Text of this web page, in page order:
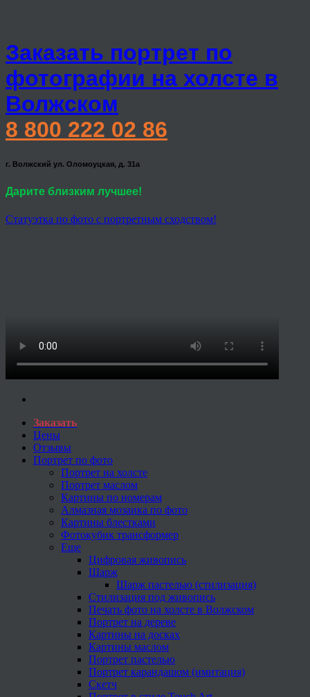
Заказать портрет по
фотографии на холсте в
Волжском
8 800 222 02 86
г. Волжский ул. Оломоуцкая, д. 31а
Дарите близким лучшее!
Статуэтка по фото с портретным сходством!
Заказать
Цены
Отзывы
Портрет по фото
Портрет на холсте
Портрет маслом
Картины по номерам
Алмазная мозаика по фото
Картины блестками
Фотокубик трансформер
Еще
Цифровая живопись
Шарж
Шарж пастелью (стилизация)
Стилизация под живопись
Печать фото на холсте в Волжском
Портрет на дереве
Картины на досках
Картины маслом
Портрет пастелью
Портрет карандашом (имитация)
Скетч